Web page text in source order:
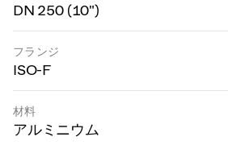
DN 250 (10")
フランジ
ISO-F
材料
アルミニウム